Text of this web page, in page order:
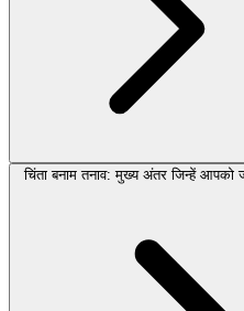
चिंता बनाम तनाव: मुख्य अंतर जिन्हें